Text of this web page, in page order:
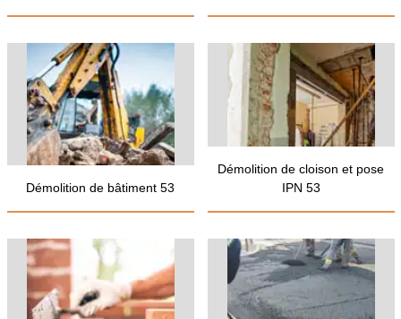
Démolition de bâtiment 53
Démolition de cloison et pose
IPN 53